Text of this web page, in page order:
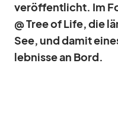
ver­öf­fent­licht. Im
@ Tree of Life, die
See, und da­mit
leb­nisse an Bord.